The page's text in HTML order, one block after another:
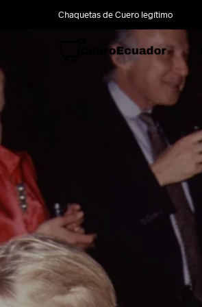
Chaquetas de Cuero legítimo